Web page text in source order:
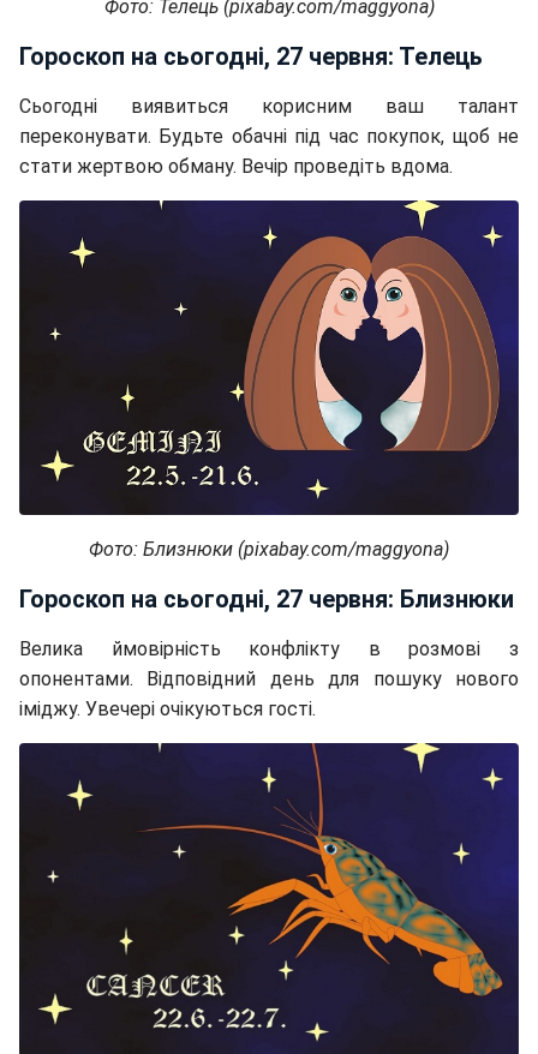
Фото: Телець (pixabay.com/maggyona)
Гороскоп на сьогодні, 27 червня: Телець
Сьогодні виявиться корисним ваш талант
переконувати. Будьте обачні під час покупок, щоб не
стати жертвою обману. Вечір проведіть вдома.
Фото: Близнюки (pixabay.com/maggyona)
Гороскоп на сьогодні, 27 червня: Близнюки
Велика ймовірність конфлікту в розмові з
опонентами. Відповідний день для пошуку нового
іміджу. Увечері очікуються гості.